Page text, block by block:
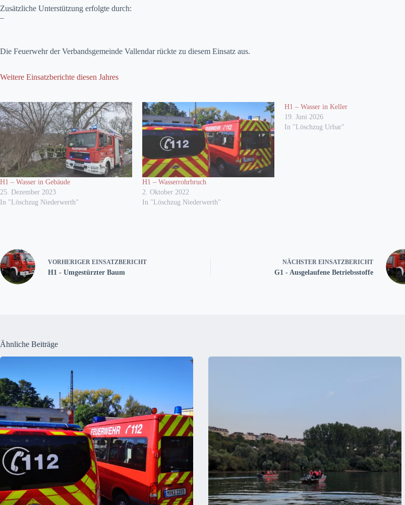
Zusätzliche Unterstützung erfolgte durch:
–
Die Feuerwehr der Verbandsgemeinde Vallendar rückte zu diesem Einsatz aus.
Weitere Einsatzberichte diesen Jahres
H1 – Wasser in Gebäude
25. Dezember 2023
In "Löschzug Niederwerth"
H1 – Wasserrohrbruch
2. Oktober 2022
In "Löschzug Niederwerth"
H1 – Wasser in Keller
19. Juni 2026
In "Löschzug Urbar"
VORHERIGER EINSATZBERICHT
H1 - Umgestürzter Baum
NÄCHSTER EINSATZBERICHT
G1 - Ausgelaufene Betriebsstoffe
Ähnliche Beiträge